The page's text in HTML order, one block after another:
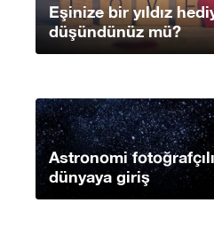
Eşinize bir yıldız
düşündünüz mü?
Astronomi
dünyaya giriş